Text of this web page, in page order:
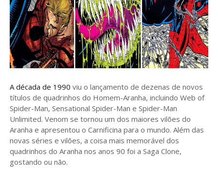
A década de 1990 viu o lançamento de dezenas de novos
títulos de quadrinhos do Homem-Aranha, incluindo Web of
Spider-Man, Sensational Spider-Man e Spider-Man
Unlimited. Venom se tornou um dos maiores vilões do
Aranha e apresentou o Carnificina para o mundo. Além das
novas séries e vilões, a coisa mais memorável dos
quadrinhos do Aranha nos anos 90 foi a Saga Clone,
gostando ou não.